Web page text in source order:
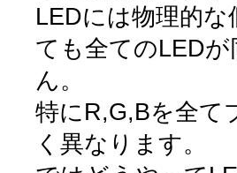
LEDには物理的
ても全てのLED
ん。
特にR,G,Bを全て
く異なります。